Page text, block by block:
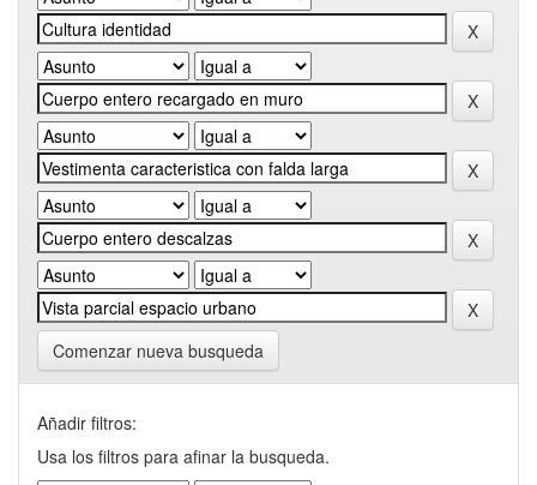
Comenzar nueva busqueda
Añadir filtros:
Usa los filtros para afinar la busqueda.